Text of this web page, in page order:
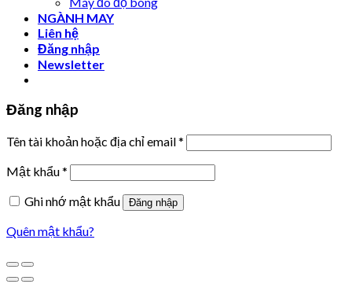
NGÀNH MAY
Liên hệ
Đăng nhập
Newsletter
Đăng nhập
Tên tài khoản hoặc địa chỉ email*
Mật khẩu*
Ghi nhớ mật khẩu
Đăng nhập
Quên mật khẩu?